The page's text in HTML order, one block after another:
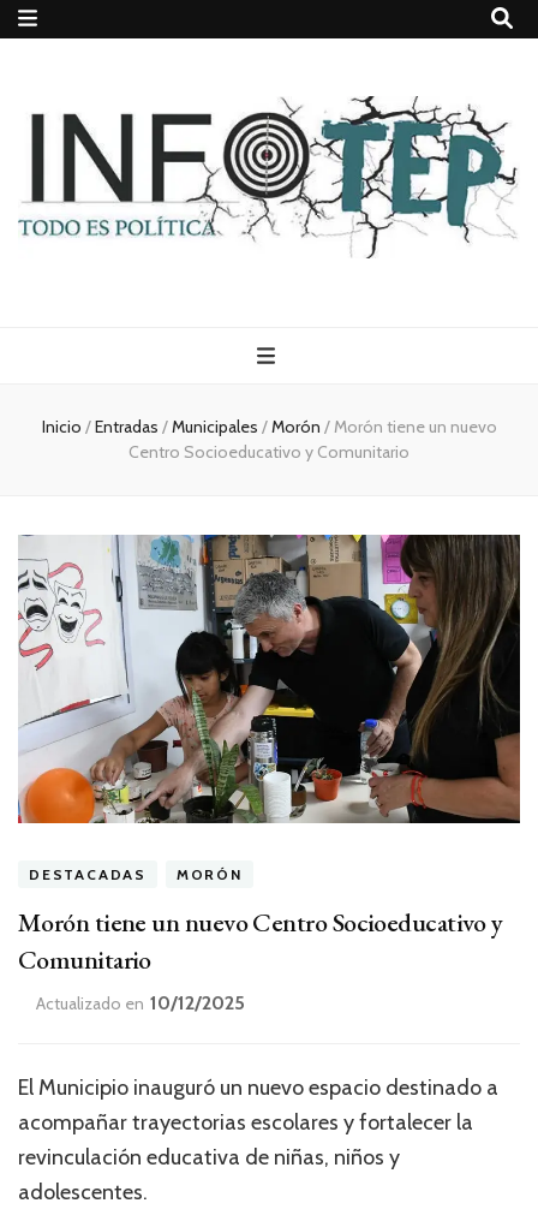
Todo es
(rosca)
política
Inicio /Entradas /Municipales /Morón /Morón tiene un nuevo
Centro Socioeducativo y Comunitario
DESTACADAS MORÓN
Morón tiene un nuevo Centro Socioeducativo y
Comunitario
Actualizado en 10/12/2025
El Municipio inauguró un nuevo espacio destinado a
acompañar trayectorias escolares y fortalecer la
revinculación educativa de niñas, niños y
adolescentes.